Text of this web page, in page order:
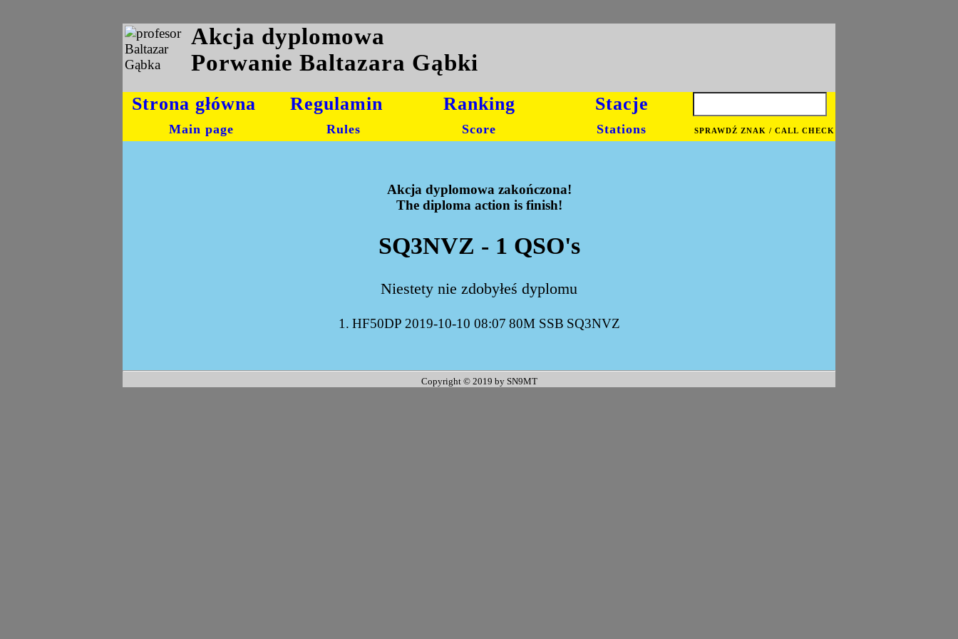
Akcja dyplomowa
Porwanie Baltazara Gąbki
Strona główna
Main page
Regulamin
Rules
Ranking
Score
Stacje
Stations SPRAWDŹ ZNAK / CALL CHECK
Akcja dyplomowa zakończona!
The diploma action is finish!
SQ3NVZ - 1 QSO's
Niestety nie zdobyłeś dyplomu
1. HF50DP 2019-10-10 08:07 80M SSB SQ3NVZ
Copyright © 2019 by SN9MT